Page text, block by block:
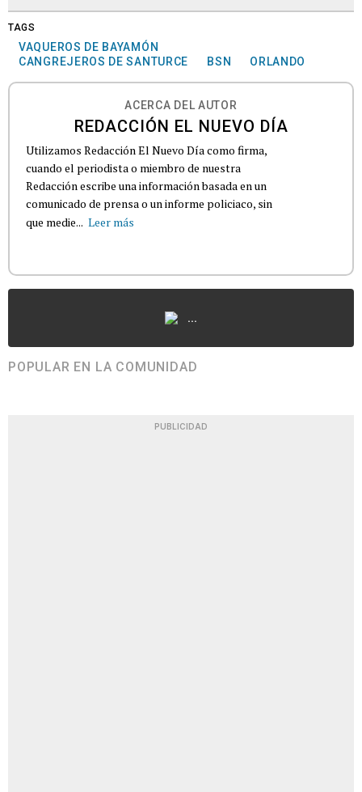
TAGS
VAQUEROS DE BAYAMÓN
CANGREJEROS DE SANTURCE
BSN ORLANDO
ACERCA DEL AUTOR
REDACCIÓN EL NUEVO DÍA
Utilizamos Redacción El Nuevo Día como firma,
cuando el periodista o miembro de nuestra
Redacción escribe una información basada en un
comunicado de prensa o un informe policiaco, sin
que medie... Leer más
...
POPULAR EN LA COMUNIDAD
PUBLICIDAD